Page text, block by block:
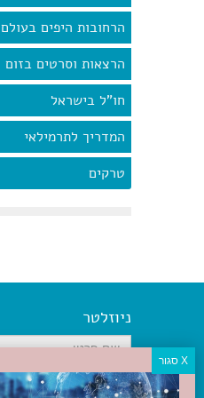
הרחובות היפים בעולם
הרצאות וסרטים בזום
חו"ל בישראל
המדריך לתרמילאי
טרקים
ניוזלטר